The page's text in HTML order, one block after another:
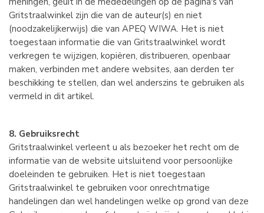
Gritstraalwinkel zijn die van de auteur(s) en niet
(noodzakelijkerwijs) die van APEQ WIWA. Het is niet
toegestaan informatie die van Gritstraalwinkel wordt
verkregen te wijzigen, kopiëren, distribueren, openbaar
maken, verbinden met andere websites, aan derden ter
beschikking te stellen, dan wel anderszins te gebruiken als
vermeld in dit artikel.
8. Gebruiksrecht
Gritstraalwinkel verleent u als bezoeker het recht om de
informatie van de website uitsluitend voor persoonlijke
doeleinden te gebruiken. Het is niet toegestaan
Gritstraalwinkel te gebruiken voor onrechtmatige
handelingen dan wel handelingen welke op grond van deze